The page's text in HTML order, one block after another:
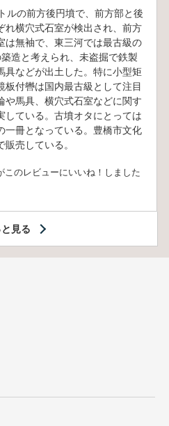
ルの前方後円墳で、前方部と後
れ横穴式石室が検出され、前方
は無袖で、東三河では最古級の
造と考えられ、未盗掘で鉄製
具などが出土した。特に小型矩
板付轡は国内最古級として注目
や馬具、横穴式石室などに関す
している。古墳オタにとっては
一冊となっている。豊橋市文化
販売している。
このレビューにいいね！しました
見る